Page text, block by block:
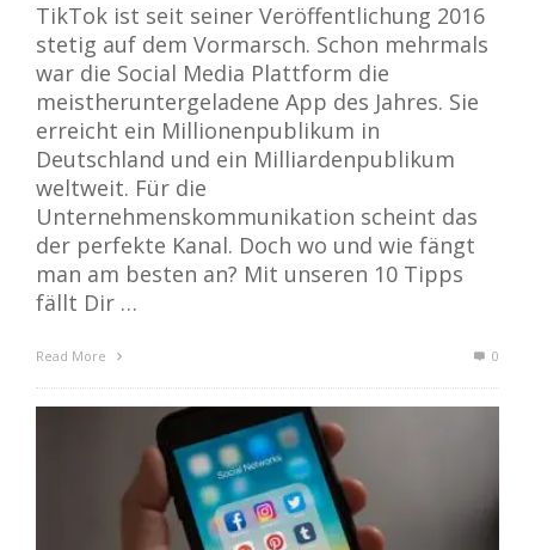
TikTok ist seit seiner Veröffentlichung 2016
stetig auf dem Vormarsch. Schon mehrmals
war die Social Media Plattform die
meistheruntergeladene App des Jahres. Sie
erreicht ein Millionenpublikum in
Deutschland und ein Milliardenpublikum
weltweit. Für die
Unternehmenskommunikation scheint das
der perfekte Kanal. Doch wo und wie fängt
man am besten an? Mit unseren 10 Tipps
fällt Dir …
Read More 0